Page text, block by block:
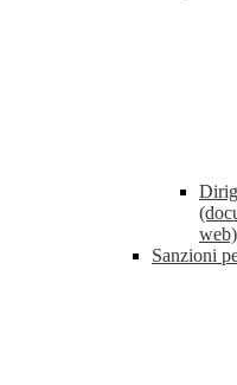
web)
Sanzioni